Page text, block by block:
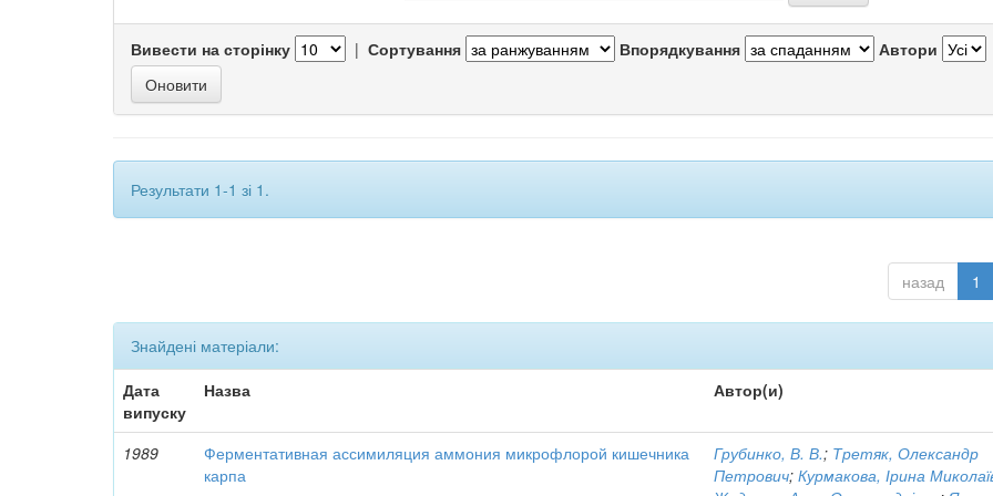
Вивести на сторінку | Сортування Впорядкування Автори
Результати 1-1 зі 1.
назад 1
Знайдені матеріали:
Дата
випуску
Назва Автор(и)
1989
Ферментативная ассимиляция аммония микрофлорой кишечника
карпа
Грубинко, В. В.; Третяк, Олександр
Петрович;Курмакова, Ірина